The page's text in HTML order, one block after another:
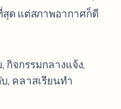
สุด แต่สภาพอากาศก็ดี
กิจกรรมกลางแจ้ง,
, คลาสเรียนทำ